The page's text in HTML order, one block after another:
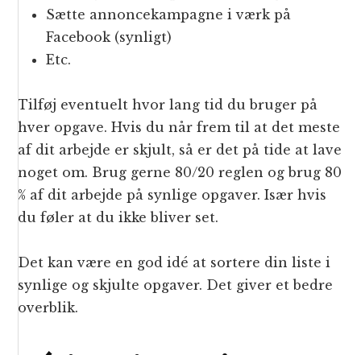
Sætte annoncekampagne i værk på
Facebook (synligt)
Etc.
Tilføj eventuelt hvor lang tid du bruger på
hver opgave. Hvis du når frem til at det meste
af dit arbejde er skjult, så er det på tide at lave
noget om. Brug gerne 80/20 reglen og brug 80
% af dit arbejde på synlige opgaver. Især hvis
du føler at du ikke bliver set.
Det kan være en god idé at sortere din liste i
synlige og skjulte opgaver. Det giver et bedre
overblik.